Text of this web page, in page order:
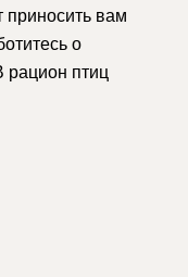
приносить вам
о
рацион птиц